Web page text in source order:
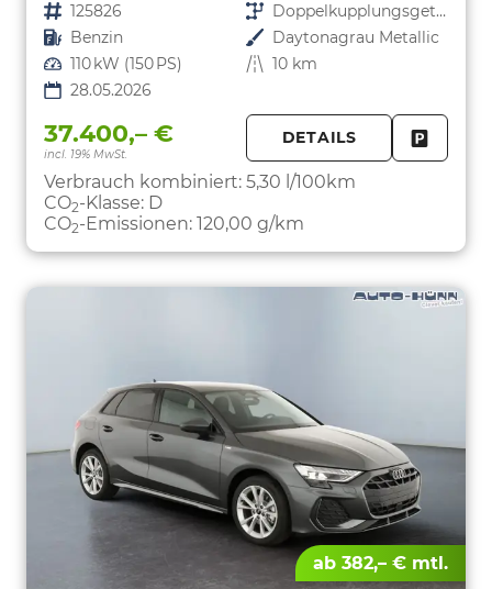
Fahrzeugnr. 125826 Getriebe
Doppelkupplungsgetriebe (DSG)
Kraftstoff Benzin Außenfarbe Daytonagrau Metallic
Leistung 110 kW (150 PS) Kilometerstand 10 km
28.05.2026
37.400,– €
incl. 19% MwSt.
DETAILS
Verbrauch kombiniert: 5,30 l/100km
CO2-Klasse: D
CO2-Emissionen: 120,00 g/km
ab 382,– € mtl.